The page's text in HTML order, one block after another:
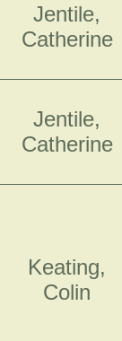
Jentile,
Catherine
Jentile,
Catherine
Keating,
Colin